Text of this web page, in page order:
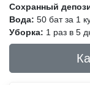
Сохранный
Вода: 50 бат за 1
Уборка: 1 раз в 5